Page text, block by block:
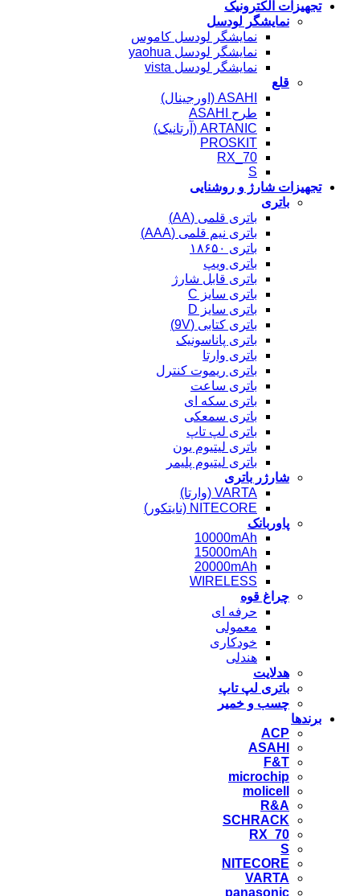
تجهیزات الکترونیک
نمایشگر لودسل
نمایشگر لودسل کاموس
نمایشگر لودسل yaohua
نمایشگر لودسل vista
قلع
ASAHI (اورجینال)
طرح ASAHI
ARTANIC (آرتانیک)
PROSKIT
RX_70
S
تجهیزات شارژ و روشنایی
باتری
باتری قلمی (AA)
باتری نیم قلمی (AAA)
باتری ۱۸۶۵۰
باتری ویپ
باتری قابل شارژ
باتری سایز C
باتری سایز D
باتری کتابی (9V)
باتری پاناسونیک
باتری وارتا
باتری ریموت کنترل
باتری ساعت
باتری سکه ای
باتری سمعکی
باتری لپ تاپ
باتری لیتیوم یون
باتری لیتیوم پلیمر
شارژر باتری
VARTA (وارتا)
NITECORE (نایتکور)
پاوربانک
10000mAh
15000mAh
20000mAh
WIRELESS
چراغ قوه
حرفه ای
معمولی
خودکاری
هندلی
هدلایت
باتری لپ تاپ
چسب و خمیر
برندها
ACP
ASAHI
F&T
microchip
molicell
R&A
SCHRACK
RX_70
S
NITECORE
VARTA
panasonic